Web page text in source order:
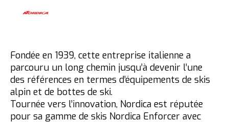
Nordica
Fondée en 1939, cette entreprise italienne a
parcouru un long chemin jusqu’à devenir l’une
des références en termes d’équipements de skis
alpin et de bottes de ski.
Tournée vers l’innovation, Nordica est réputée
pour sa gamme de skis Nordica Enforcer avec